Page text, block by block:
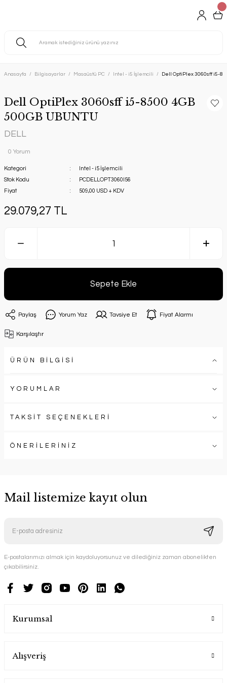
Anasayfa Bilgisayarlar Masaüstü PC Intel - i5 İşlemcili Dell OptiPlex 3060sff i5-
Dell OptiPlex 3060sff i5-8500 4GB
500GB UBUNTU
DELL
0 Yorum
Kategori
Intel - i5 İşlemcili
Stok Kodu
PCDELLOPT3060I56
Fiyat
509,00 USD + KDV
29.079,27 TL
Sepete Ekle
Paylaş Yorum Yaz Tavsiye Et Fiyat Alarmı
Karşılaştır
ÜRÜN BİLGİSİ
YORUMLAR
TAKSİT SEÇENEKLERİ
ÖNERİLERİNİZ
Mail listemize kayıt olun
E-postalarımızı almak için kaydoluyorsunuz ve dilediğiniz zaman abonelikten
çıkabilirsiniz.
Kurumsal
Alışveriş